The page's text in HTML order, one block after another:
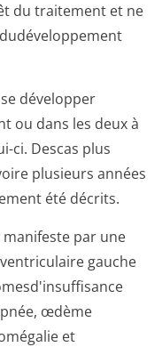
du traitement et ne
développer
ou dans les deux à
ci. Descas plus
plusieurs années
été décrits.
par une
gauche
œdème
et